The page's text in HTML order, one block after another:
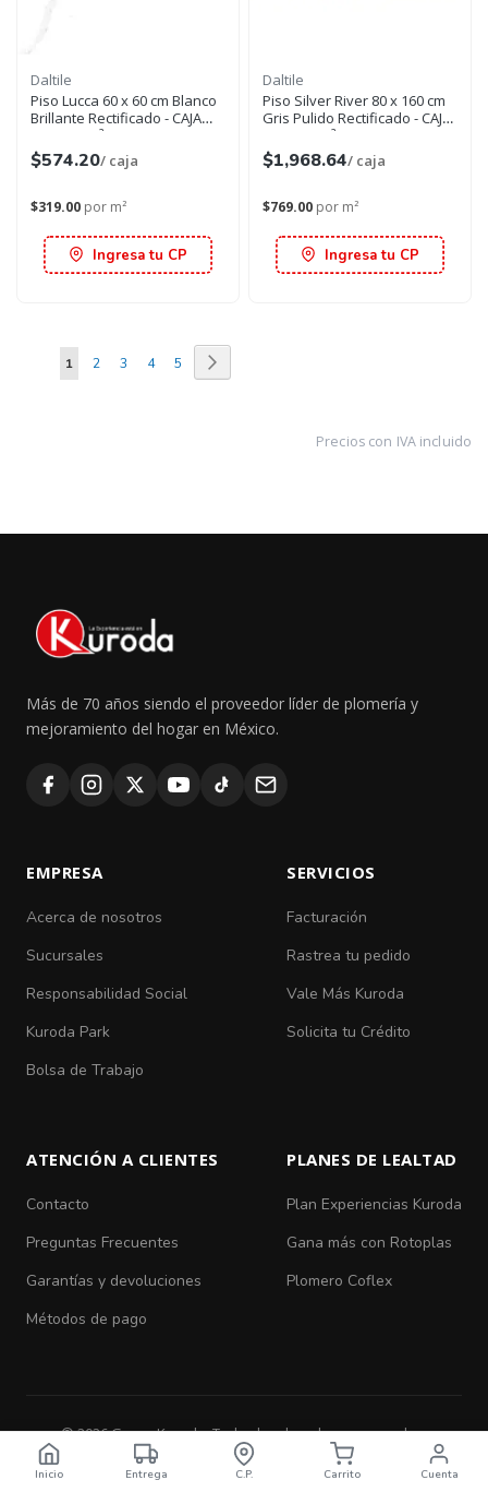
Daltile
Piso Lucca 60 x 60 cm Blanco
Brillante Rectificado - CAJA
con 1.80 m²
$574.20/ caja
$319.00 por m²
Ingresa tu CP
Daltile
Piso Silver River 80 x 160 cm
Gris Pulido Rectificado - CAJA
con 2.56 m²
$1,968.64/ caja
$769.00 por m²
Ingresa tu CP
Página
Estás
1 Página
2 Página
3 Página
4 Página
5
Precios con IVA incluido
Más de 70 años siendo el proveedor líder de plomería y
mejoramiento del hogar en México.
EMPRESA
Acerca de nosotros
Sucursales
Responsabilidad Social
Kuroda Park
Bolsa de Trabajo
SERVICIOS
Facturación
Rastrea tu pedido
Vale Más Kuroda
Solicita tu Crédito
ATENCIÓN A CLIENTES
Contacto
Preguntas Frecuentes
Garantías y devoluciones
Métodos de pago
PLANES DE LEALTAD
Plan Experiencias Kuroda
Gana más con Rotoplas
Plomero Coflex
© 2026 Grupo Kuroda. Todos los derechos reservados.
Aviso de Privacidad
Términos y Condiciones
Inicio Entrega C.P. Carrito Cuenta